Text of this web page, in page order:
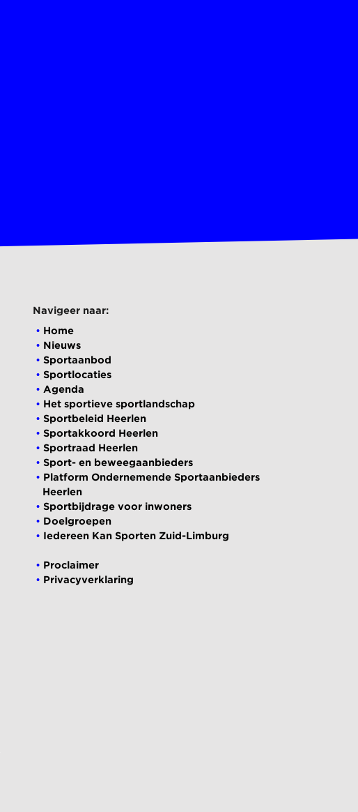
Navigeer naar:
Home
Nieuws
Sportaanbod
Sportlocaties
Agenda
Het sportieve sportlandschap
Sportbeleid Heerlen
Sportakkoord Heerlen
Sportraad Heerlen
Sport- en beweegaanbieders
Platform Ondernemende Sportaanbieders
Heerlen
Sportbijdrage voor inwoners
Doelgroepen
Iedereen Kan Sporten Zuid-Limburg
Proclaimer
Privacyverklaring